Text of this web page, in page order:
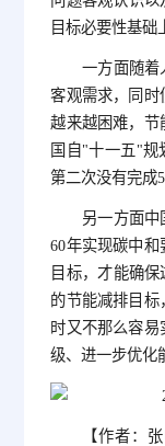
目标必要性基础
一方面随着
客观需求，同时
越来越困难，节
国自"十一五"规
第二次没有完成
另一方面中
60年实现碳中
目标，才能确
的节能减排目标
时又不那么容
级、进一步优化
【作者：